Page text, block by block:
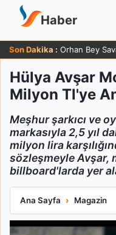
Haber
Son Dakika : Orhan Bey
Hülya Avşar
Milyon Tl'ye
Meşhur şarkıcı ve
markasıyla 2,5 yıl
milyon lira
sözleşmeyle Avşar,
billboard'larda yer
Ana Sayfa Magazin
Hülya Avşar Mobilya